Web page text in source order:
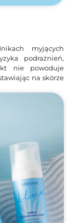
myjących
podrażnień,
nie powoduje
na skórze